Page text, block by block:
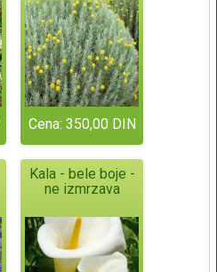
Cena: 350,00 DIN
Kala - bele boje -
ne izmrzava